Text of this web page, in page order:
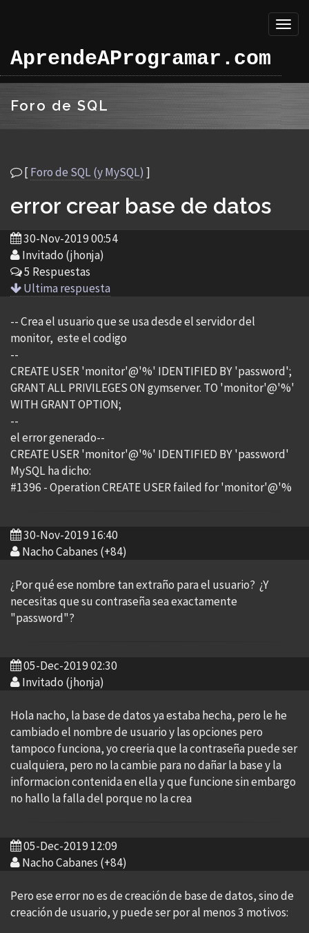
AprendeAProgramar.com
Foro de SQL
[Foro de SQL (y MySQL) ]
error crear base de datos
30-Nov-2019 00:54
Invitado (jhonja)
5 Respuestas
Ultima respuesta
-- Crea el usuario que se usa desde el servidor del
monitor, este el codigo
--
CREATE USER 'monitor'@'%' IDENTIFIED BY 'password';
GRANT ALL PRIVILEGES ON gymserver. TO 'monitor'@'%'
WITH GRANT OPTION;
--
el error generado--
CREATE USER 'monitor'@'%' IDENTIFIED BY 'password'
MySQL ha dicho:
#1396 - Operation CREATE USER failed for 'monitor'@'%
30-Nov-2019 16:40
Nacho Cabanes (+84)
¿Por qué ese nombre tan extraño para el usuario? ¿Y
necesitas que su contraseña sea exactamente
"password"?
05-Dec-2019 02:30
Invitado (jhonja)
Hola nacho, la base de datos ya estaba hecha, pero le he
cambiado el nombre de usuario y las opciones pero
tampoco funciona, yo creeria que la contraseña puede ser
cualquiera, pero no la cambie para no dañar la base y la
informacion contenida en ella y que funcione sin embargo
no hallo la falla del porque no la crea
05-Dec-2019 12:09
Nacho Cabanes (+84)
Pero ese error no es de creación de base de datos, sino de
creación de usuario, y puede ser por al menos 3 motivos: